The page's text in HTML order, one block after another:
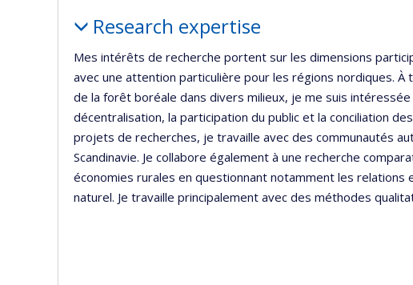
Research expertise
Mes intérêts de recherche portent sur les dimensions
avec une attention particulière pour les régions nordiques.
de la forêt boréale dans divers milieux, je me suis intéressée
décentralisation, la participation du public et la conciliation
projets de recherches, je travaille avec des communautés
Scandinavie. Je collabore également à une recherche
économies rurales en questionnant notamment les relations
naturel. Je travaille principalement avec des méthodes